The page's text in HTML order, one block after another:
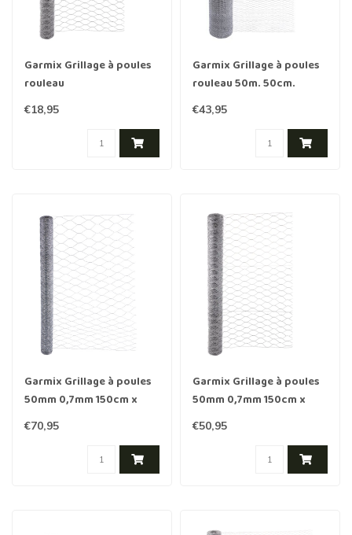
Garmix Grillage à poules
rouleau
25m./50cm./50mm./1.0mm
€18,95
Garmix Grillage à poules
rouleau 50m. 50cm.
13mm. 0,7mm galvanisée
€43,95
Garmix Grillage à poules
50mm 0,7mm 150cm x
50m Galvanisée
€70,95
Garmix Grillage à poules
50mm 0,7mm 150cm x
25m galvanisé
€50,95